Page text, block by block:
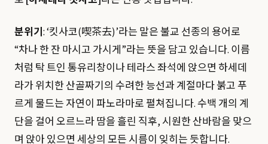
분위기 : ‘킷사코(喫茶去)’라는 말은 불교 선종의 용어로
“차나 한 잔 마시고 가시게”라는 뜻을 담고 있습니다. 이름
처럼 탁 트인 통유리창이나 테라스 좌석에 앉으면 하세데
라가 위치한 산골짜기의 수려한 능선과 계절마다 붉고 푸
르게 물드는 자연이 파노라마로 펼쳐집니다. 수백 개의 계
단을 걸어 오르느라 땀을 흘린 직후, 시원한 산바람을 맞으
며 앉아 있으면 세상의 모든 시름이 잊히는 듯합니다.